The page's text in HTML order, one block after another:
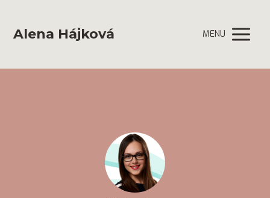
Alena Hájková MENU